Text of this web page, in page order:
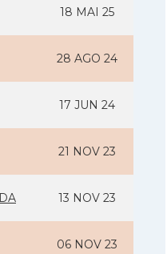
18 MAI 25
28 AGO 24
17 JUN 24
21 NOV 23
13 NOV 23
06 NOV 23